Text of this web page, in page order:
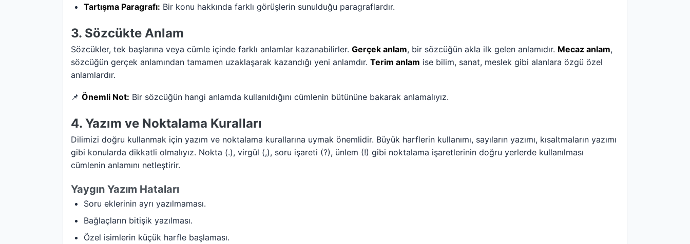
Tartışma Paragrafı: Bir konu hakkında farklı görüşlerin sunulduğu paragraflardır.
3. Sözcükte Anlam
Sözcükler, tek başlarına veya cümle içinde farklı anlamlar kazanabilirler. Gerçek anlam, bir sözcüğün akla ilk gelen anlamıdır. Mecaz anlam,
sözcüğün gerçek anlamından tamamen uzaklaşarak kazandığı yeni anlamdır. Terim anlam ise bilim, sanat, meslek gibi alanlara özgü özel
anlamlardır.
📌 Önemli Not: Bir sözcüğün hangi anlamda kullanıldığını cümlenin bütününe bakarak anlamalıyız.
4. Yazım ve Noktalama Kuralları
Dilimizi doğru kullanmak için yazım ve noktalama kurallarına uymak önemlidir. Büyük harflerin kullanımı, sayıların yazımı, kısaltmaların yazımı
gibi konularda dikkatli olmalıyız. Nokta (.), virgül (,), soru işareti (?), ünlem (!) gibi noktalama işaretlerinin doğru yerlerde kullanılması
cümlenin anlamını netleştirir.
Yaygın Yazım Hataları
Soru eklerinin ayrı yazılmaması.
Bağlaçların bitişik yazılması.
Özel isimlerin küçük harfle başlaması.